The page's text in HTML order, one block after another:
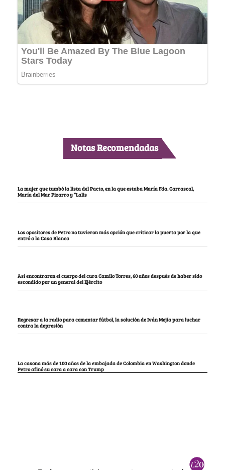
Notas Recomendadas
La mujer que tumbó la lista del Pacto, en la que estaba María Fda. Carrascal,
María del Mar Pizarro y “Lalis
Los opositores de Petro no tuvieron más opción que criticar la puerta por la que
entró a la Casa Blanca
Así encontraron el cuerpo del cura Camilo Torres, 60 años después de haber sido
escondido por un general del Ejército
Regresar a la radio para comentar fútbol, la solución de Iván Mejía para luchar
contra la depresión
La casona más de 100 años de la embajada de Colombia en Washington donde
Petro afinó su cara a cara con Trump